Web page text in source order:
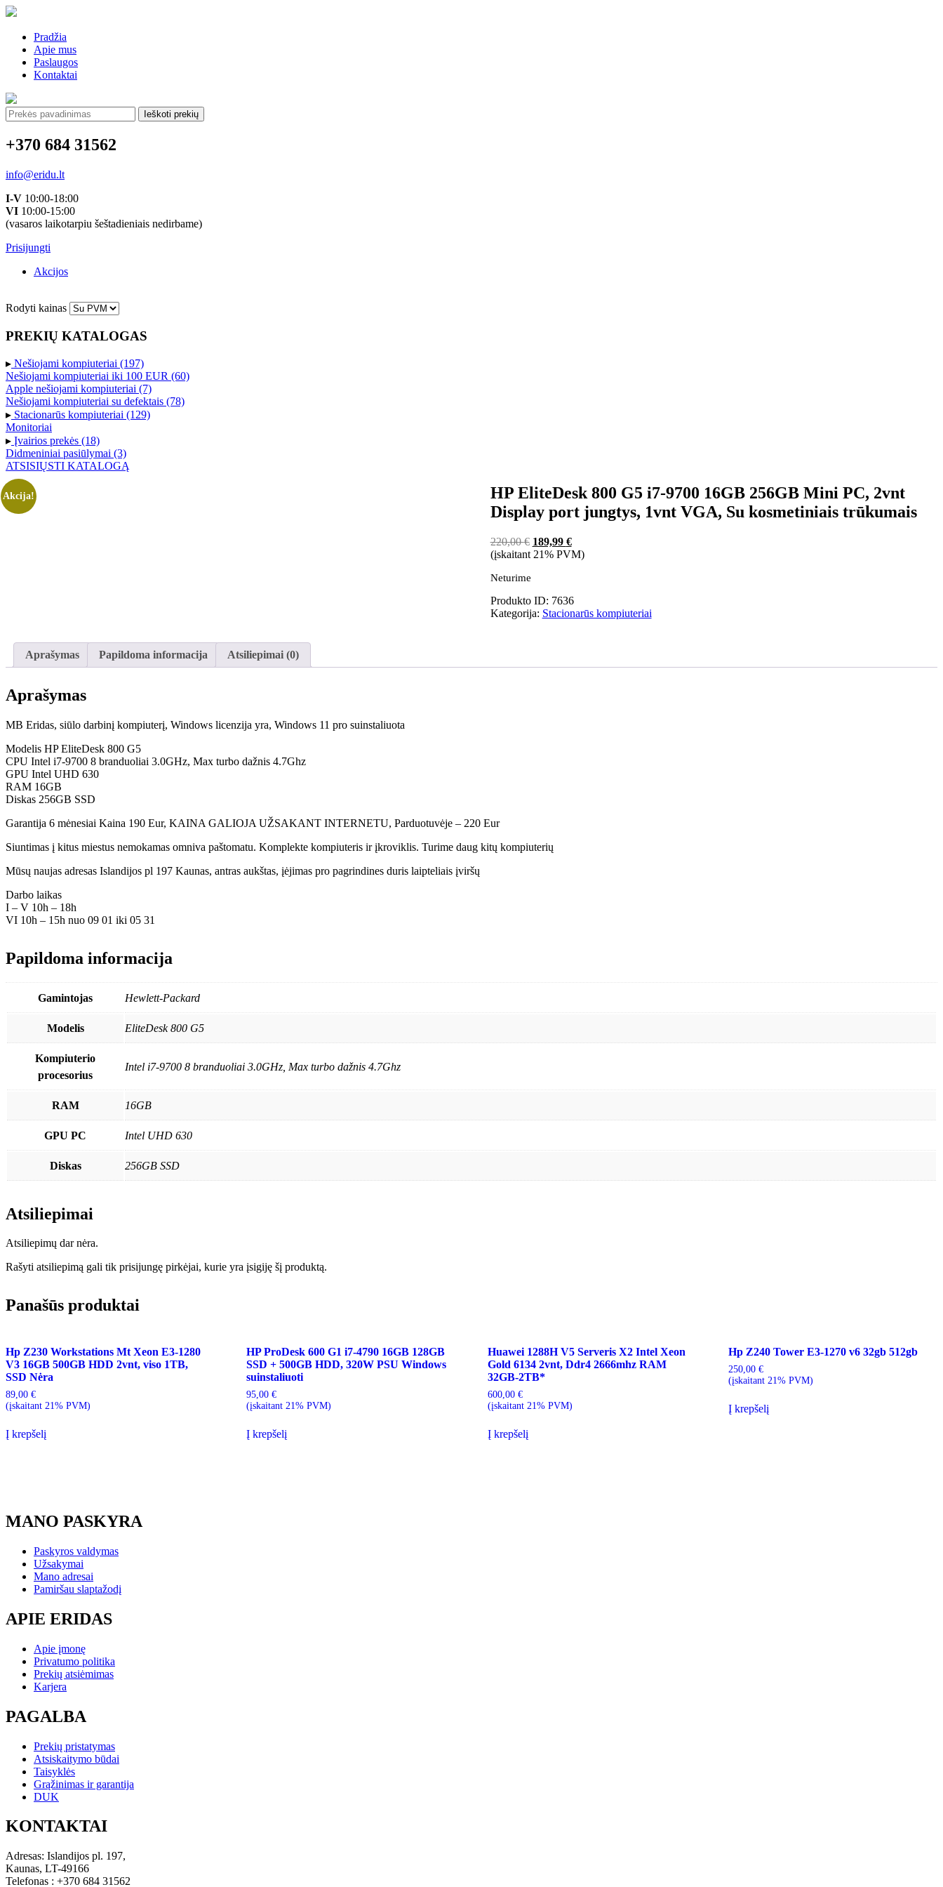
Pradžia
Apie mus
Paslaugos
Kontaktai
Ieškoti:
+370 684 31562
info@eridu.lt
I-V 10:00-18:00
VI 10:00-15:00
(vasaros laikotarpiu šeštadieniais nedirbame)
Prisijungti
Akcijos
Rodyti kainas
PREKIŲ KATALOGAS
▸ Nešiojami kompiuteriai (197)
Nešiojami kompiuteriai iki 100 EUR (60)
Apple nešiojami kompiuteriai (7)
Nešiojami kompiuteriai su defektais (78)
▸ Stacionarūs kompiuteriai (129)
Monitoriai
▸ Įvairios prekės (18)
Didmeniniai pasiūlymai (3)
ATSISIŲSTI KATALOGĄ
Akcija!
HP EliteDesk 800 G5 i7-9700 16GB 256GB Mini PC, 2vnt
Display port jungtys, 1vnt VGA, Su kosmetiniais trūkumais
220,00€ 189,99 €
(įskaitant 21% PVM)
Neturime
Produkto ID: 7636
Kategorija: Stacionarūs kompiuteriai
Aprašymas Papildoma informacija Atsiliepimai (0)
Aprašymas
MB Eridas, siūlo darbinį kompiuterį, Windows licenzija yra, Windows 11 pro suinstaliuota
Modelis HP EliteDesk 800 G5
CPU Intel i7-9700 8 branduoliai 3.0GHz, Max turbo dažnis 4.7Ghz
GPU Intel UHD 630
RAM 16GB
Diskas 256GB SSD
Garantija 6 mėnesiai Kaina 190 Eur, KAINA GALIOJA UŽSAKANT INTERNETU, Parduotuvėje – 220 Eur
Siuntimas į kitus miestus nemokamas omniva paštomatu. Komplekte kompiuteris ir įkroviklis. Turime daug kitų kompiuterių
Mūsų naujas adresas Islandijos pl 197 Kaunas, antras aukštas, įėjimas pro pagrindines duris laipteliais įviršų
Darbo laikas
I – V 10h – 18h
VI 10h – 15h nuo 09 01 iki 05 31
Papildoma informacija
Gamintojas Hewlett-Packard
Modelis EliteDesk 800 G5
Kompiuterio
procesorius
Intel i7-9700 8 branduoliai 3.0GHz, Max turbo dažnis 4.7Ghz
RAM 16GB
GPU PC Intel UHD 630
Diskas 256GB SSD
Atsiliepimai
Atsiliepimų dar nėra.
Rašyti atsiliepimą gali tik prisijungę pirkėjai, kurie yra įsigiję šį produktą.
Panašūs produktai
Hp Z230 Workstations Mt Xeon E3-1280
V3 16GB 500GB HDD 2vnt, viso 1TB,
SSD Nėra
89,00 €
(įskaitant 21% PVM)
Į krepšelį
HP ProDesk 600 G1 i7-4790 16GB 128GB
SSD + 500GB HDD, 320W PSU Windows
suinstaliuoti
95,00€
(įskaitant 21% PVM)
Į krepšelį
Huawei 1288H V5 Serveris X2 Intel Xeon
Gold 6134 2vnt, Ddr4 2666mhz RAM
32GB-2TB*
600,00 €
(įskaitant 21% PVM)
Į krepšelį
Hp Z240 Tower E3-1270 v6 32gb 512gb
250,00 €
(įskaitant 21% PVM)
Į krepšelį
MANO PASKYRA
Paskyros valdymas
Užsakymai
Mano adresai
Pamiršau slaptažodį
APIE ERIDAS
Apie įmonę
Privatumo politika
Prekių atsiėmimas
Karjera
PAGALBA
Prekių pristatymas
Atsiskaitymo būdai
Taisyklės
Grąžinimas ir garantija
DUK
KONTAKTAI
Adresas: Islandijos pl. 197,
Kaunas, LT-49166
Telefonas : +370 684 31562